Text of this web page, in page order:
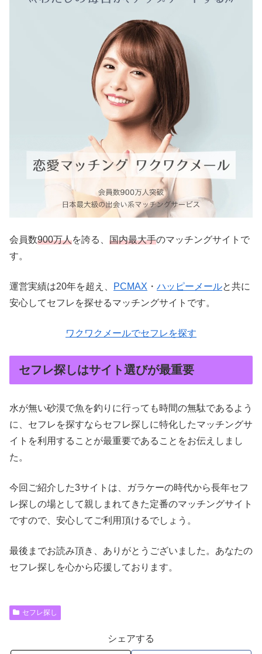
会員数900万人を誇る、 国内最大手のマッチングサイトで
す。
運営実績は20年を超え、 PCMAX ・ ハッピーメールと共に
安心してセフレを探せるマッチングサイトです。
ワクワクメールでセフレを探す
セフレ探しはサイト選びが最重要
水が無い砂漠で魚を釣りに行っても時間の無駄であるよう
に、セフレを探すならセフレ探しに特化したマッチングサ
イトを利用することが最重要であることをお伝えしまし
た。
今回ご紹介した3サイトは、ガラケーの時代から長年セフ
レ探しの場として親しまれてきた定番のマッチングサイト
ですので、安心してご利用頂けるでしょう。
最後までお読み頂き、ありがとうございました。あなたの
セフレ探しを心から応援しております。
セフレ探し
シェアする